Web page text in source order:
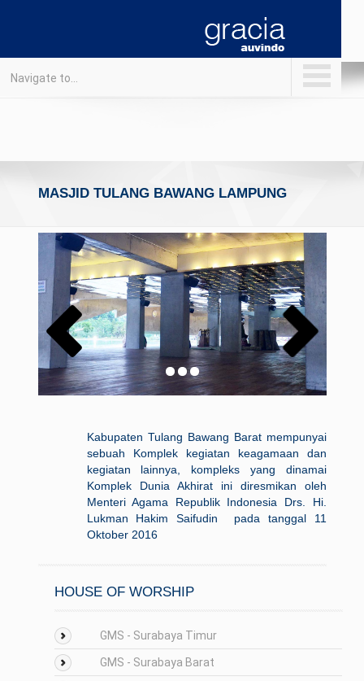
Navigate to...
MASJID TULANG BAWANG LAMPUNG
Kabupaten Tulang Bawang Barat mempunyai
sebuah Komplek kegiatan keagamaan dan
kegiatan lainnya, kompleks yang dinamai
Komplek Dunia Akhirat ini diresmikan oleh
Menteri Agama Republik Indonesia Drs. Hi.
Lukman Hakim Saifudin pada tanggal 11
Oktober 2016
HOUSE OF WORSHIP
GMS - Surabaya Timur
GMS - Surabaya Barat